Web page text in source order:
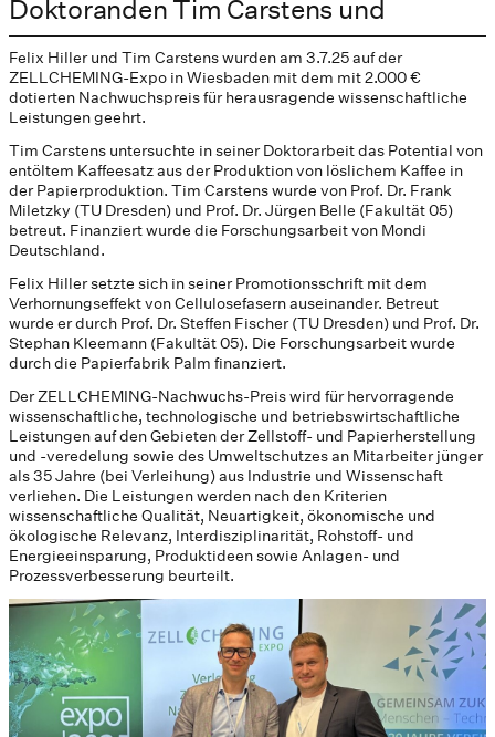
Doktoranden Tim Carstens und
Felix Hiller und Tim Carstens wurden am 3.7.25 auf der
ZELLCHEMING-Expo in Wiesbaden mit dem mit 2.000 €
dotierten Nachwuchspreis für herausragende wissenschaftliche
Leistungen geehrt.
Tim Carstens untersuchte in seiner Doktorarbeit das Potential von
entöltem Kaffeesatz aus der Produktion von löslichem Kaffee in
der Papierproduktion. Tim Carstens wurde von Prof. Dr. Frank
Miletzky (TU Dresden) und Prof. Dr. Jürgen Belle (Fakultät 05)
betreut. Finanziert wurde die Forschungsarbeit von Mondi
Deutschland.
Felix Hiller setzte sich in seiner Promotionsschrift mit dem
Verhornungseffekt von Cellulosefasern auseinander. Betreut
wurde er durch Prof. Dr. Steffen Fischer (TU Dresden) und Prof. Dr.
Stephan Kleemann (Fakultät 05). Die Forschungsarbeit wurde
durch die Papierfabrik Palm finanziert.
Der ZELLCHEMING-Nachwuchs-Preis wird für hervorragende
wissenschaftliche, technologische und betriebswirtschaftliche
Leistungen auf den Gebieten der Zellstoff- und Papierherstellung
und -veredelung sowie des Umweltschutzes an Mitarbeiter jünger
als 35 Jahre (bei Verleihung) aus Industrie und Wissenschaft
verliehen. Die Leistungen werden nach den Kriterien
wissenschaftliche Qualität, Neuartigkeit, ökonomische und
ökologische Relevanz, Interdisziplinarität, Rohstoff- und
Energieeinsparung, Produktideen sowie Anlagen- und
Prozessverbesserung beurteilt.